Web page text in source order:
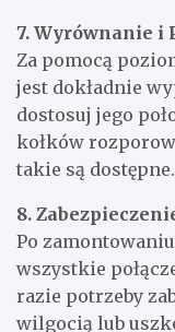
7. Wyrównanie i
Za pomocą
jest dokładnie
dostosuj jego
kołków
takie są dostępne.
8.
Po
wszystkie
razie potrzeby
wilgocią lub